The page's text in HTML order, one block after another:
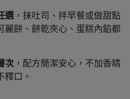
選，抹吐司、拌早餐或做甜點
麗餅、餅乾夾心、蛋糕內餡都
次 ，配方簡潔安心，不加香精
釋口。